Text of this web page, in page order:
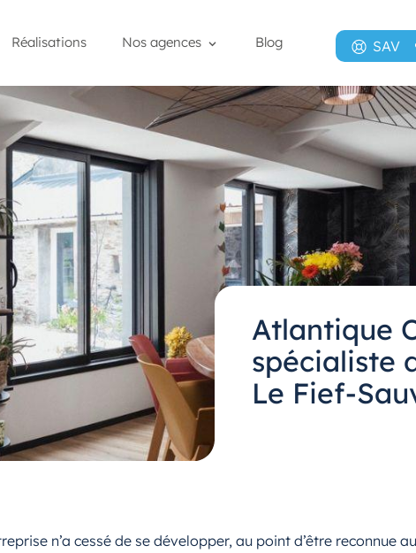
Réalisations Nos agences Blog SAV
Atlantique
spécialiste
Le Fief-
n’a cessé de se développer, au point d’être reconnue